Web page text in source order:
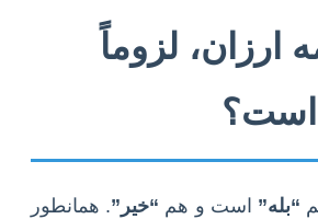
ارزان، لزوماً
است؟
“بله” است و هم “خیر”. همانطور